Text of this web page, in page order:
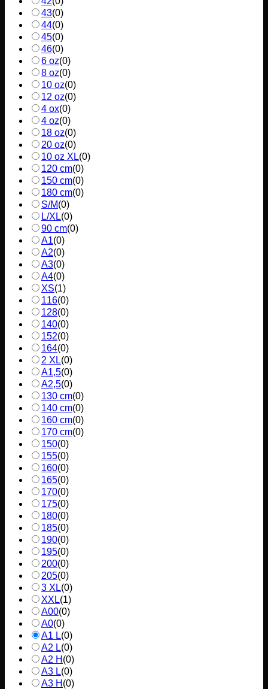
43(0)
44(0)
45(0)
46(0)
6 oz(0)
8 oz(0)
10 oz(0)
12 oz(0)
4 ox(0)
4 oz(0)
18 oz(0)
20 oz(0)
10 oz XL(0)
120 cm(0)
150 cm(0)
180 cm(0)
S/M(0)
L/XL(0)
90 cm(0)
A1(0)
A2(0)
A3(0)
A4(0)
XS(1)
116(0)
128(0)
140(0)
152(0)
164(0)
2 XL(0)
A1,5(0)
A2,5(0)
130 cm(0)
140 cm(0)
160 cm(0)
170 cm(0)
150(0)
155(0)
160(0)
165(0)
170(0)
175(0)
180(0)
185(0)
190(0)
195(0)
200(0)
205(0)
3 XL(0)
XXL(1)
A00(0)
A0(0)
A1 L(0)
A2 L(0)
A2 H (0)
A3 L(0)
A3 H (0)